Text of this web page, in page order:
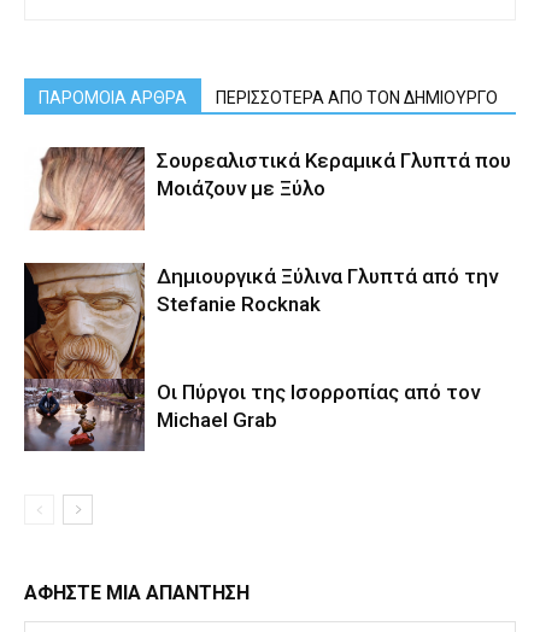
ΠΑΡΟΜΟΙΑ ΑΡΘΡΑ ΠΕΡΙΣΣΟΤΕΡΑ ΑΠΟ ΤΟΝ ΔΗΜΙΟΥΡΓΟ
Σουρεαλιστικά Κεραμικά Γλυπτά που
Μοιάζουν με Ξύλο
Δημιουργικά Ξύλινα Γλυπτά από την
Stefanie Rocknak
Οι Πύργοι της Ισορροπίας από τον
Michael Grab
ΑΦΗΣΤΕ ΜΙΑ ΑΠΑΝΤΗΣΗ